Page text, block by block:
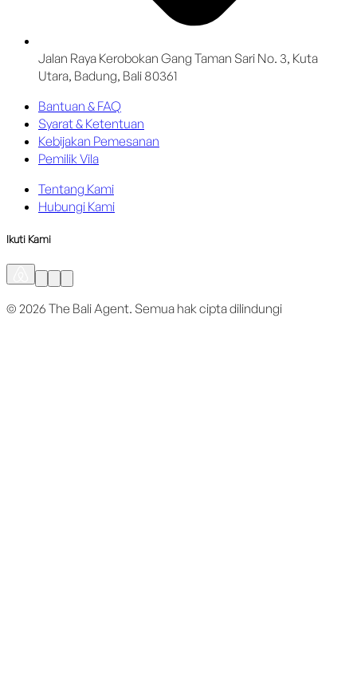
Jalan Raya Kerobokan Gang Taman Sari No. 3, Kuta
Utara, Badung, Bali 80361
Bantuan & FAQ
Syarat & Ketentuan
Kebijakan Pemesanan
Pemilik Vila
Tentang Kami
Hubungi Kami
Ikuti Kami
© 2026 The Bali Agent. Semua hak cipta dilindungi